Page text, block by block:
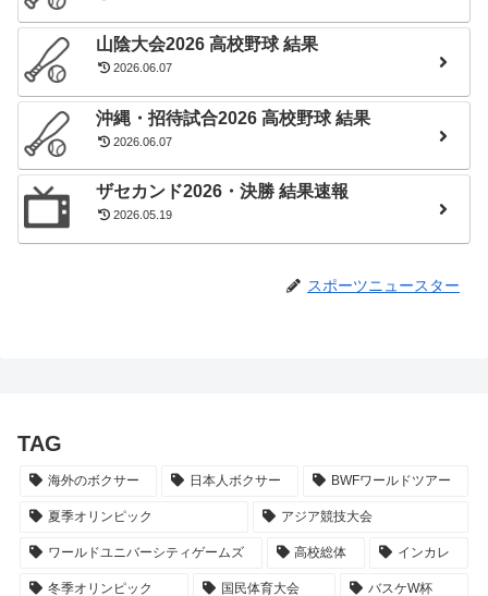
山陰大会2026 高校野球 結果
2026.06.07
沖縄・招待試合2026 高校野球 結果
2026.06.07
ザセカンド2026・決勝 結果速報
2026.05.19
スポーツニュースター
TAG
海外のボクサー 日本人ボクサー BWFワールドツアー
夏季オリンピック アジア競技大会
ワールドユニバーシティゲームズ 高校総体 インカレ
冬季オリンピック 国民体育大会 バスケW杯